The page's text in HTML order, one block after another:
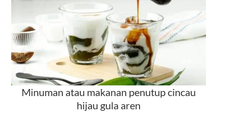
Minuman atau makanan penutup cincau
hijau gula aren